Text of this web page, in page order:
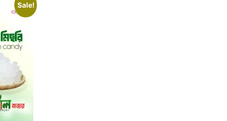
Sale!